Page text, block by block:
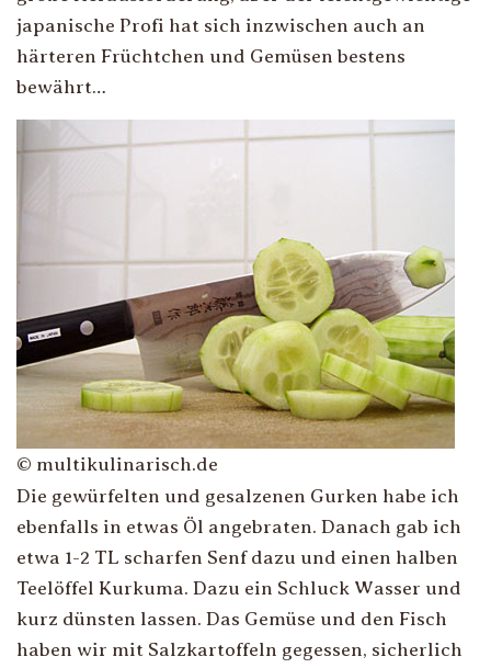
japanische Profi hat sich inzwischen auch an
härteren Früchtchen und Gemüsen bestens
bewährt…
© multikulinarisch.de
Die gewürfelten und gesalzenen Gurken habe ich
ebenfalls in etwas Öl angebraten. Danach gab ich
etwa 1-2 TL scharfen Senf dazu und einen halben
Teelöffel Kurkuma. Dazu ein Schluck Wasser und
kurz dünsten lassen. Das Gemüse und den Fisch
haben wir mit Salzkartoffeln gegessen, sicherlich